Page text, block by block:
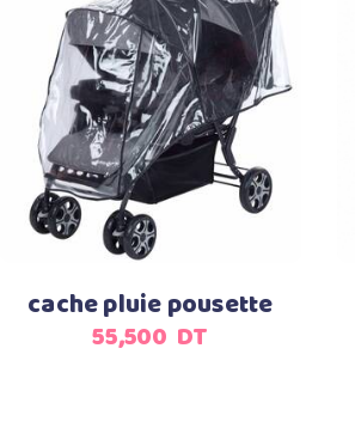
Ajouter au panier
cache pluie pousette
55,500 DT